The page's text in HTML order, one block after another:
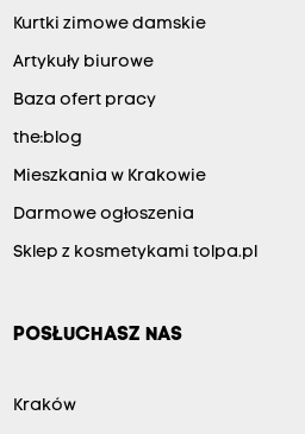
Kurtki zimowe damskie
Artykuły biurowe
Baza ofert pracy
the:blog
Mieszkania w Krakowie
Darmowe ogłoszenia
Sklep z kosmetykami tolpa.pl
POSŁUCHASZ NAS
Kraków